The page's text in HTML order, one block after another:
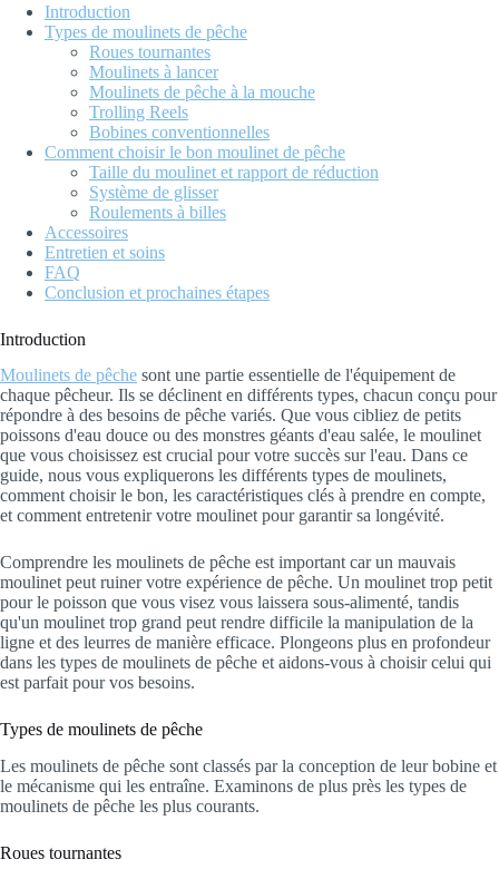
Introduction
Types de moulinets de pêche
Roues tournantes
Moulinets à lancer
Moulinets de pêche à la mouche
Trolling Reels
Bobines conventionnelles
Comment choisir le bon moulinet de pêche
Taille du moulinet et rapport de réduction
Système de glisser
Roulements à billes
Accessoires
Entretien et soins
FAQ
Conclusion et prochaines étapes
Introduction
Moulinets de pêche sont une partie essentielle de l'équipement de
chaque pêcheur. Ils se déclinent en différents types, chacun conçu pour
répondre à des besoins de pêche variés. Que vous cibliez de petits
poissons d'eau douce ou des monstres géants d'eau salée, le moulinet
que vous choisissez est crucial pour votre succès sur l'eau. Dans ce
guide, nous vous expliquerons les différents types de moulinets,
comment choisir le bon, les caractéristiques clés à prendre en compte,
et comment entretenir votre moulinet pour garantir sa longévité.
Comprendre les moulinets de pêche est important car un mauvais
moulinet peut ruiner votre expérience de pêche. Un moulinet trop petit
pour le poisson que vous visez vous laissera sous-alimenté, tandis
qu'un moulinet trop grand peut rendre difficile la manipulation de la
ligne et des leurres de manière efficace. Plongeons plus en profondeur
dans les types de moulinets de pêche et aidons-vous à choisir celui qui
est parfait pour vos besoins.
Types de moulinets de pêche
Les moulinets de pêche sont classés par la conception de leur bobine et
le mécanisme qui les entraîne. Examinons de plus près les types de
moulinets de pêche les plus courants.
Roues tournantes